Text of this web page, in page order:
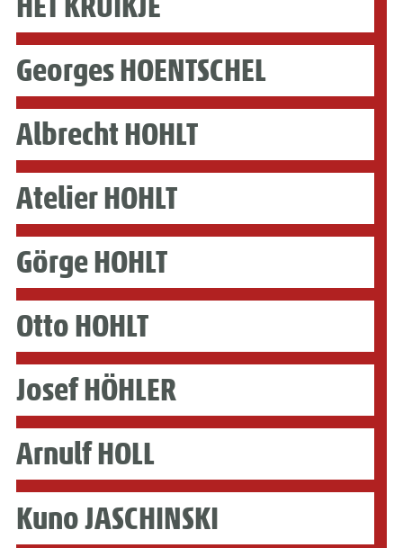
Georges HOENTSCHEL
Albrecht HOHLT
Atelier HOHLT
Görge HOHLT
Otto HOHLT
Josef HÖHLER
Arnulf HOLL
Kuno JASCHINSKI